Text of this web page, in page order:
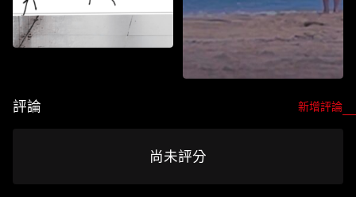
2026WE視界青年影片展映
評論 新增評論
尚未評分